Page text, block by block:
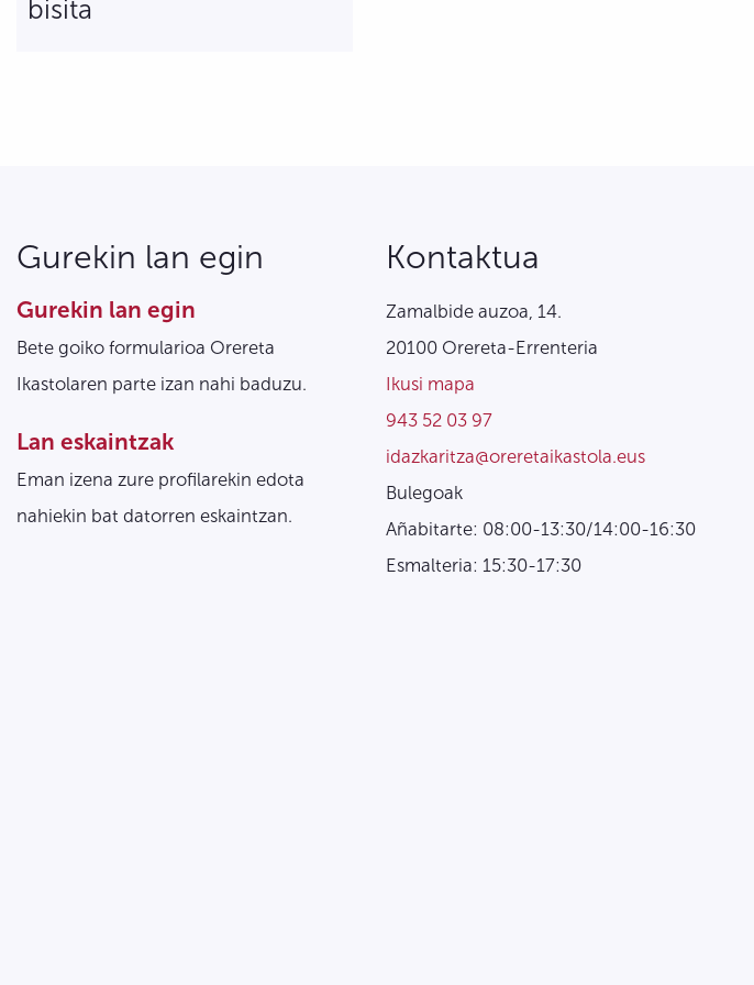
bisita
Gurekin lan egin
Gurekin lan egin
Bete goiko formularioa Orereta
Ikastolaren parte izan nahi baduzu.
Lan eskaintzak
Eman izena zure profilarekin edota
nahiekin bat datorren eskaintzan.
Kontaktua
Zamalbide auzoa, 14.
20100 Orereta-Errenteria
Ikusi mapa
943 52 03 97
idazkaritza@oreretaikastola.eus
Bulegoak
Añabitarte: 08:00-13:30/14:00-16:30
Esmalteria: 15:30-17:30